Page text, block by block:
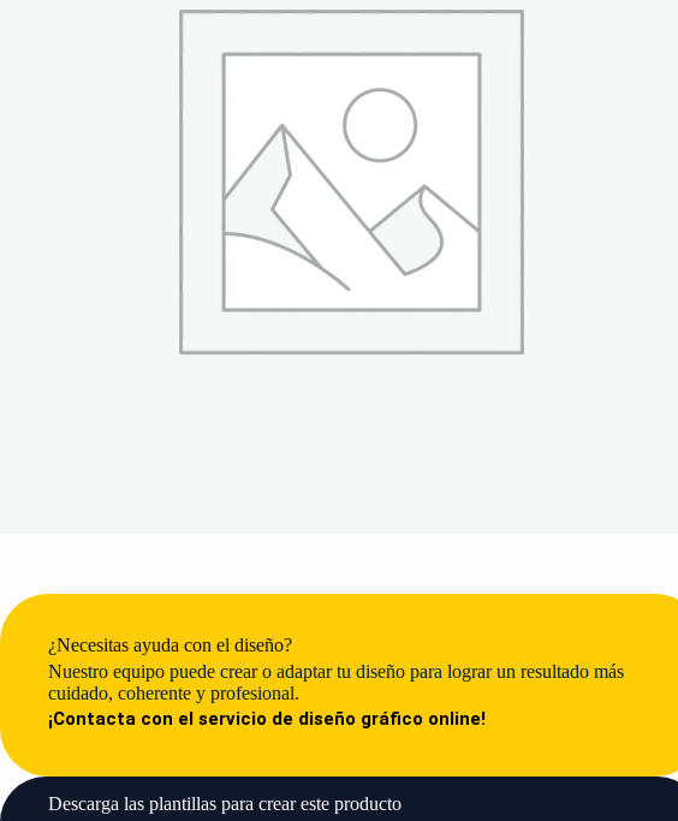
¿Necesitas ayuda con el diseño?
Nuestro equipo puede crear o adaptar tu diseño para lograr un resultado más
cuidado, coherente y profesional.
¡Contacta con el servicio de diseño gráfico online!
Descarga las plantillas para crear este producto​